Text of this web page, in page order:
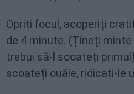
Opriți focul, acoperiți
de 4 minute. (Țineți
trebui să-l scoateți
scoateți ouăle, ridicați-le